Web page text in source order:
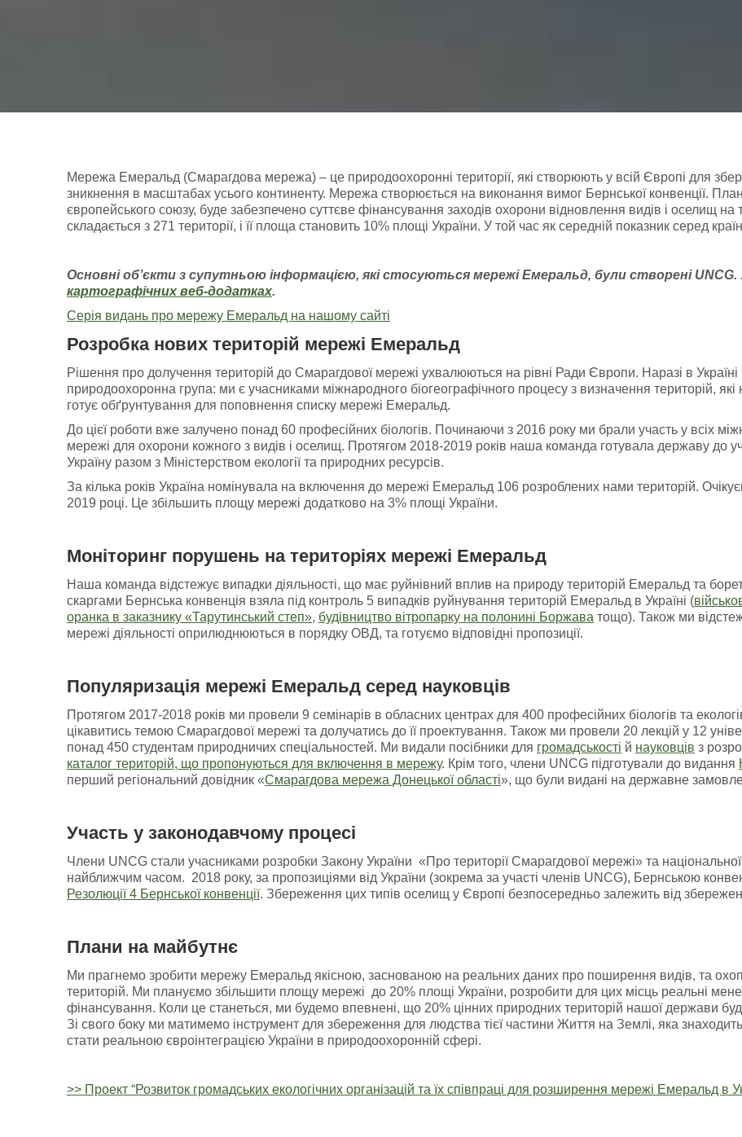
Мережа Емеральд (Смарагдова мережа) – це природоохоронні території, які створюють у всій Європі для
зникнення в масштабах усього континенту. Мережа створюється на виконання вимог Бернської конвенції.
європейського союзу, буде забезпечено суттєве фінансування заходів охорони відновлення видів і оселищ
складається з 271 території, і її площа становить 10% площі України. У той час як середній показник серед
Основні об’єкти з супутньою інформацією, які стосуються мережі Емеральд, були створені UNCG.
картографічних веб-додатках.
Серія видань про мережу Емеральд на нашому сайті
Розробка нових територій мережі Емеральд
Рішення про долучення територій до Смарагдової мережі ухвалюються на рівні Ради Європи. Наразі в
природоохоронна група: ми є учасниками міжнародного біогеографічного процесу з визначення територій,
готує обґрунтування для поповнення списку мережі Емеральд.
До цієї роботи вже залучено понад 60 професійних біологів. Починаючи з 2016 року ми брали участь у всіх
мережі для охорони кожного з видів і оселищ. Протягом 2018-2019 років наша команда готувала державу до
Україну разом з Міністерством екології та природних ресурсів.
За кілька років Україна номінувала на включення до мережі Емеральд 106 розроблених нами територій.
2019 році. Це збільшить площу мережі додатково на 3% площі України.
Моніторинг порушень натериторіях мережі Емеральд
Наша команда відстежує випадки діяльності, що має руйнівний вплив на природу територій Емеральд та
скаргами Бернська конвенція взяла під контроль 5 випадків руйнування територій Емеральд в Україні (
оранка в заказнику «Тарутинський степ», будівництво вітропарку на полонині Боржава тощо). Також ми
мережі діяльності оприлюднюються в порядку ОВД, та готуємо відповідні пропозиції.
Популяризація мережі Емеральд серед науковців
Протягом 2017-2018 років ми провели 9 семінарів в обласних центрах для 400 професійних біологів та
цікавитись темою Смарагдової мережі та долучатись до її проектування. Також ми провели 20 лекцій у 12
понад 450 студентам природничих спеціальностей. Ми видали посібники для громадськості й науковців з
каталог територій, що пропонуються для включення в мережу. Крім того, члени UNCG підготували до видання
перший регіональний довідник «Смарагдова мережа Донецької області», що були видані на державне
Участь у законодавчому процесі
Члени UNCG стали учасниками розробки Закону України «Про території Смарагдової мережі» та
найближчим часом. 2018 року, за пропозиціями від України (зокрема за участі членів UNCG), Бернською
Резолюції 4 Бернської конвенції. Збереження цих типів оселищ у Європі безпосередньо залежить від
Плани на майбутнє
Ми прагнемо зробити мережу Емеральд якісною, заснованою на реальних даних про поширення видів, та
територій. Ми плануємо збільшити площу мережі до 20% площі України, розробити для цих місць реальні
фінансування. Коли це станеться, ми будемо впевнені, що 20% цінних природних територій нашої держави
Зі свого боку ми матимемо інструмент для збереження для людства тієї частини Життя на Землі, яка
стати реальною євроінтеграцією України в природоохоронній сфері.
>> Проект “Розвиток громадських екологічних організацій та їх співпраці для розширення мережі Емеральд в